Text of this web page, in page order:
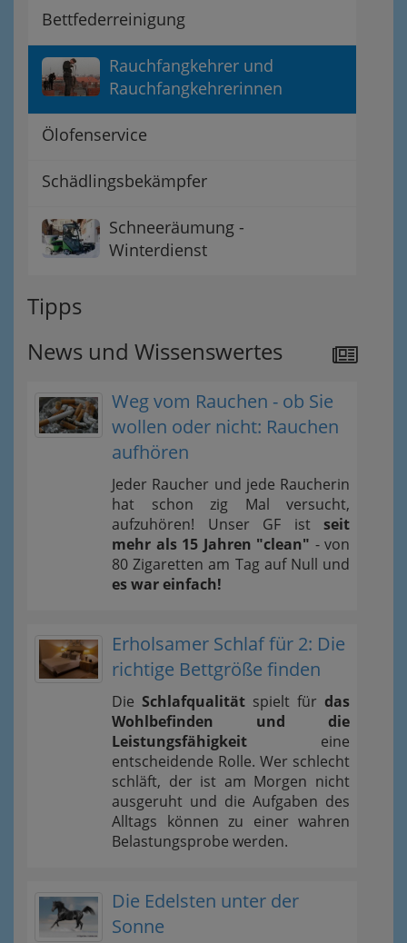
Bettfederreinigung
Rauchfangkehrer und
Rauchfangkehrerinnen
Ölofenservice
Schädlingsbekämpfer
Schneeräumung -
Winterdienst
Tipps
News und Wissenswertes
Weg vom Rauchen - ob Sie
wollen oder nicht: Rauchen
aufhören
Jeder Raucher und jede Raucherin
hat schon zig Mal versucht,
aufzuhören! Unser GF ist seit
mehr als 15 Jahren "clean" - von
80 Zigaretten am Tag auf Null und
es war einfach!
Erholsamer Schlaf für 2: Die
richtige Bettgröße finden
Die Schlafqualität spielt für das
Wohlbefinden und die
Leistungsfähigkeit eine
entscheidende Rolle. Wer schlecht
schläft, der ist am Morgen nicht
ausgeruht und die Aufgaben des
Alltags können zu einer wahren
Belastungsprobe werden.
Die Edelsten unter der
Sonne